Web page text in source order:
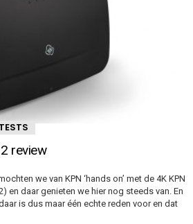
review
we van KPN ‘hands on’ met de 4K KPN
en daar genieten we hier nog steeds van. En
is dus maar één echte reden voor en dat